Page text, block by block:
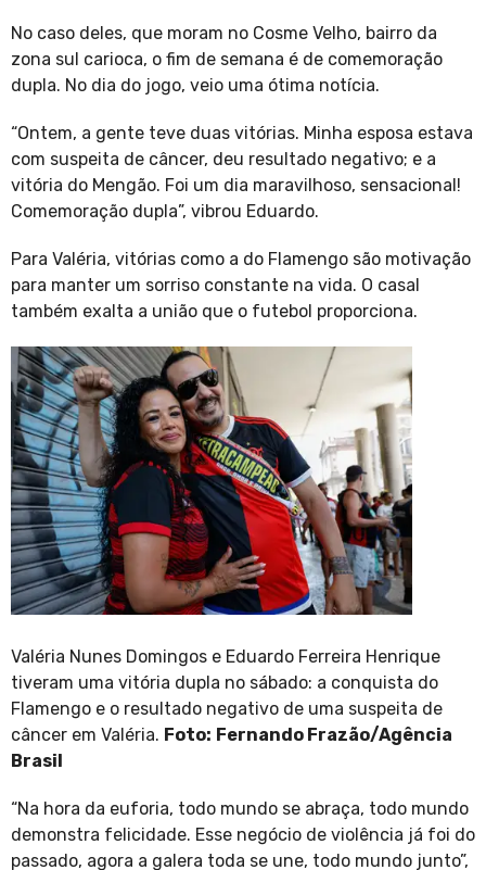
No caso deles, que moram no Cosme Velho, bairro da
zona sul carioca, o fim de semana é de comemoração
dupla. No dia do jogo, veio uma ótima notícia.
“Ontem, a gente teve duas vitórias. Minha esposa estava
com suspeita de câncer, deu resultado negativo; e a
vitória do Mengão. Foi um dia maravilhoso, sensacional!
Comemoração dupla”, vibrou Eduardo.
Para Valéria, vitórias como a do Flamengo são motivação
para manter um sorriso constante na vida. O casal
também exalta a união que o futebol proporciona.
Valéria Nunes Domingos e Eduardo Ferreira Henrique
tiveram uma vitória dupla no sábado: a conquista do
Flamengo e o resultado negativo de uma suspeita de
câncer em Valéria. Foto: Fernando Frazão/Agência
Brasil
“Na hora da euforia, todo mundo se abraça, todo mundo
demonstra felicidade. Esse negócio de violência já foi do
passado, agora a galera toda se une, todo mundo junto”,